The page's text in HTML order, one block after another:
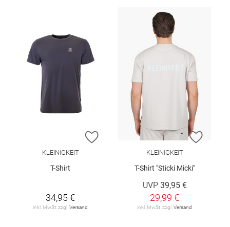
ZUR WUNSCHLISTE HINZUFÜGEN
KLEINIGKEIT
T-Shirt
34,95 €
inkl. MwSt. zzgl. Versand
ZUR
KLEINIGKEIT
T-Shirt "Sticki Micki"
UVP 39,95 €
29,99 €
inkl. MwSt. zzgl. Versand